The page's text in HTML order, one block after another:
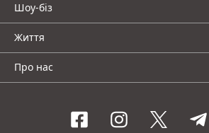
Шоу-біз
Життя
Про нас